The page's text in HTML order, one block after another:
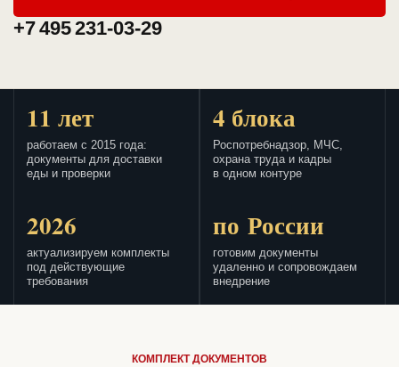
+7 495 231-03-29
11 лет
работаем с 2015 года:
документы для доставки
еды и проверки
4 блока
Роспотребнадзор, МЧС,
охрана труда и кадры
в одном контуре
2026
актуализируем комплекты
под действующие
требования
по России
готовим документы
удаленно и сопровождаем
внедрение
КОМПЛЕКТ ДОКУМЕНТОВ